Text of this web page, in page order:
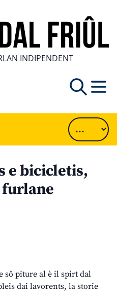
INDIPENDENT
e bicicletis,
furlane
sô piture al è il spirt dal
dai lavorents, la storie